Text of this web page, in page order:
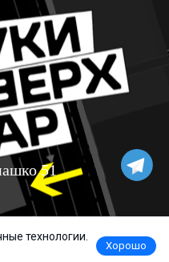
51
технологии.
Хорошо